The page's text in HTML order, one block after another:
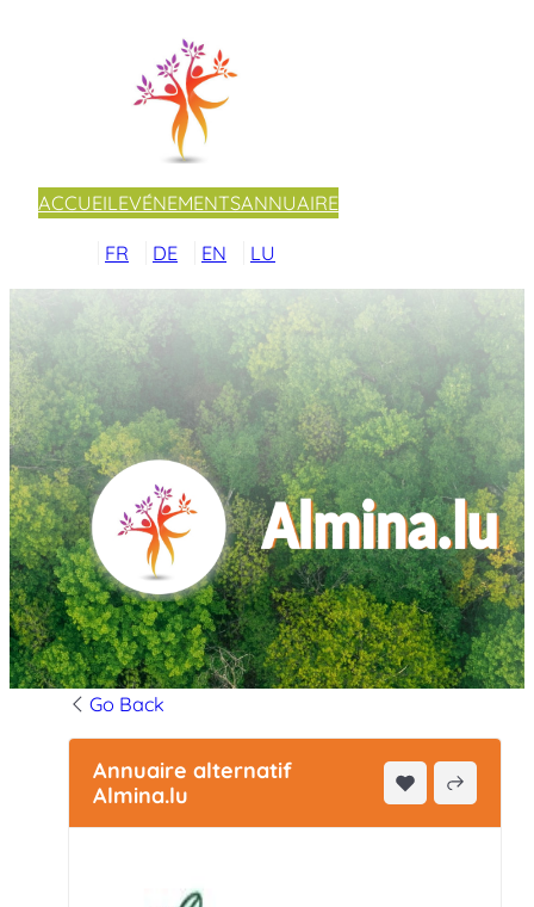
ACCUEILEVÉNEMENTSANNUAIRE
FR DE EN LU
Go Back
Annuaire alternatif
Almina.lu